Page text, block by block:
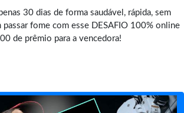
30 dias de forma saudável, rápida, sem
passar fome com esse DESAFIO 100% online
de prêmio para a vencedora!